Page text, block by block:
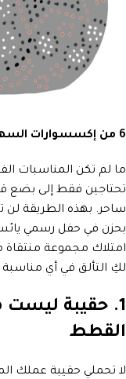
6 من إكسسوارات السهرة الأساسية التي لا غنى عنها في خزانتك
ما لم تكن المناسبات
تحتاجين فقط إلى بضع
ساحر. بهذه الطريقة لن
بحزن في حفل رسمي
امتلاك مجموعة منتقاة
لكِ التألق في أي مناسبة
1. حقيبة ليست
القطط
لا تحملي حقيبة عملك